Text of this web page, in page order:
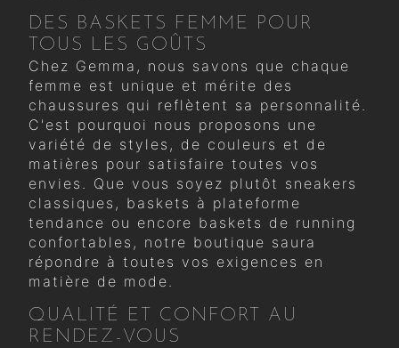
DES BASKETS FEMME POUR
TOUS LES GOÛTS
Chez Gemma, nous savons que chaque
femme est unique et mérite des
chaussures qui reflètent sa personnalité.
C'est pourquoi nous proposons une
variété de styles, de couleurs et de
matières pour satisfaire toutes vos
envies. Que vous soyez plutôt sneakers
classiques, baskets à plateforme
tendance ou encore baskets de running
confortables, notre boutique saura
répondre à toutes vos exigences en
matière de mode.
QUALITÉ ET CONFORT AU
RENDEZ-VOUS